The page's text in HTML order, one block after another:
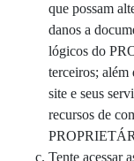
que possam
danos a
lógicos do
terceiros; além
site e seus
recursos de
Tente acessar